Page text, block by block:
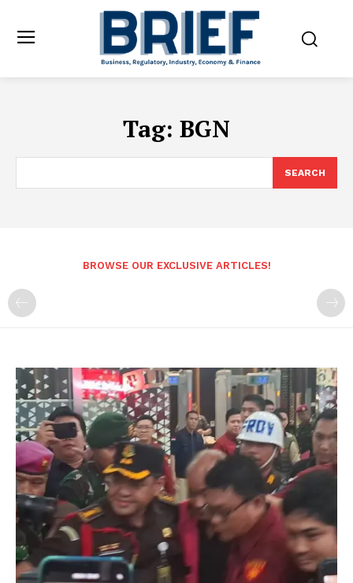
Tag: BGN
SEARCH
BROWSE OUR EXCLUSIVE ARTICLES!